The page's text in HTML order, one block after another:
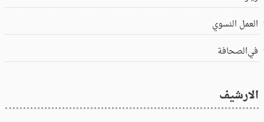
العمل النسوي
في‌الصحافة
الارشيف